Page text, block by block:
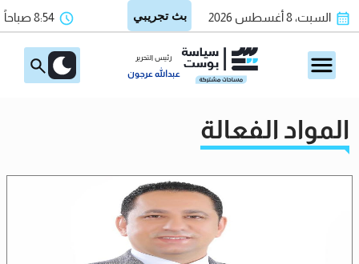
السبت، 8 أغسطس 2026 8:54 صباحاً
رئيس التحرير
عبدالله عرجون
المواد الفعالة